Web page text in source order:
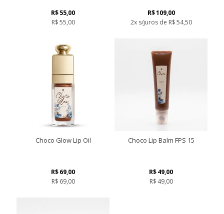
R$55,00
R$55,00
R$109,00
2x s/juros de R$54,50
Choco Glow Lip Oil
R$69,00
R$ 69,00
Choco Lip Balm FPS 15
R$49,00
R$ 49,00